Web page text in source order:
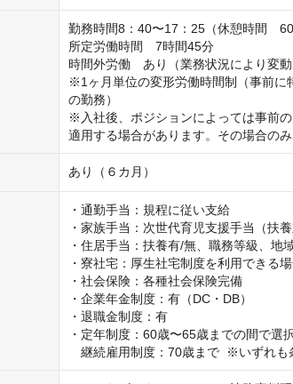
勤務時間8：40〜17：25（休憩時間　60
所定労働時間　7時間45分
時間外労働　あり（業務状況により変動
※1ヶ月単位の変形労働時間制（事前に
の勤務）
※入社後、ポジションによっては事前
適用する場合があります。その場合の
あり（６カ月）
・通勤手当：規程に従い支給
・家族手当：次世代育児支援手当（扶
・住居手当：扶養有/無、職務等級、地
・寮社宅：厚生社宅制度を利用できる
・社会保険：各種社会保険完備
・企業年金制度：有（DC・DB）
・退職金制度：有
・定年制度：60歳〜65歳までの間で選
継続雇用制度：70歳まで  ※いずれも